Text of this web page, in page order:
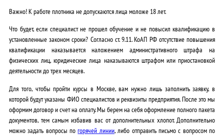
Важно! К работе плотника не допускаются лица моложе 18 лет.
Что будет, если специалист не прошел обучение и не повысил квалификацию в
установленные законом сроки? Согласно ст. 9.11. КоАП РФ отсутствие повышения
квалификации наказывается наложением административного штрафа на
физических лиц, юридические лица наказываются штрафом или приостановкой
деятельности до трех месяцев.
Для того, чтобы пройти курсы в Москве, вам нужно лишь заполнить заявку, в
которой будут указаны ФИО специалистов и реквизиты предприятия. После это мы
оформим договор и счет на оплату. Мы берем на себя оформление полного пакета
документов, тем самым избавив вас от дополнительных хлопот. Дополнительно
можно задать вопросы погорячей линии, либо отправить письмо с вопросом по